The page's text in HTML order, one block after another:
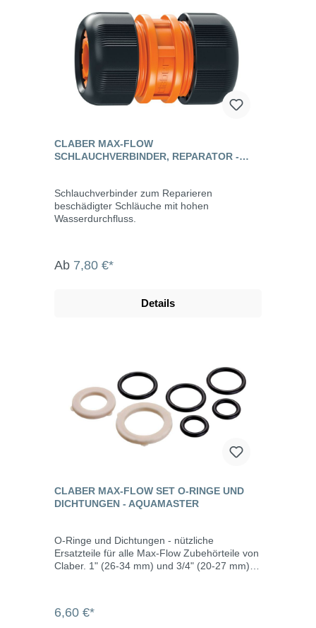
CLABER MAX-FLOW
SCHLAUCHVERBINDER, REPARATOR -
Schlauchverbinder zum Reparieren
beschädigter Schläuche mit hohen
Wasserdurchfluss.
Ab 7,80 €*
Details
CLABER MAX-FLOW SET O-RINGE UND
DICHTUNGEN - AQUAMASTER
O-Ringe und Dichtungen - nützliche
Ersatzteile für alle Max-Flow Zubehörteile von
Claber. 1" (26-34 mm) und 3/4" (20-27 mm)
(26-34 mm), 1 Dichtung 3/4" (20-27 mm)
6,60 €*